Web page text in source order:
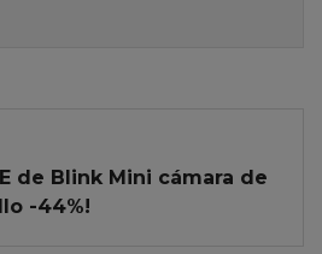
de Blink Mini cámara de
-44%!